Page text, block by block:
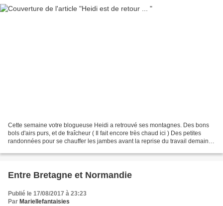
Cette semaine votre blogueuse Heidi a retrouvé ses montagnes. Des bons
bols d'airs purs, et de fraîcheur ( Il fait encore très chaud ici ) Des petites
randonnées pour se chauffer les jambes avant la reprise du travail demain et
Entre Bretagne et Normandie
Publié le 17/08/2017 à 23:23
Par Mariellefantaisies